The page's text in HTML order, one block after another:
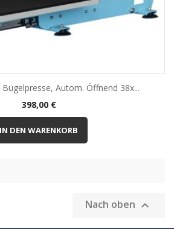
Autom. Öffnend 38x...
Preis
398,00 €
IN DEN WARENKORB
Nach oben 